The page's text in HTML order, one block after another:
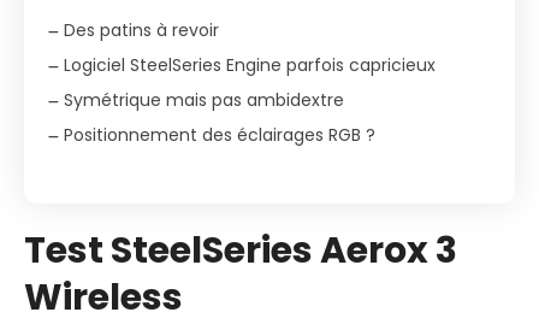
Des patins à revoir
Logiciel SteelSeries Engine parfois capricieux
Symétrique mais pas ambidextre
Positionnement des éclairages RGB ?
Test SteelSeries Aerox 3
Wireless